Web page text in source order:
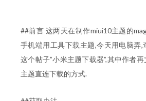
##前言 这两天在制作miui10主题的
手机端用工具下载主题,今天用电脑弄,
这个帖子”小米主题下载器”,其中作者
主题直连下载的方式.